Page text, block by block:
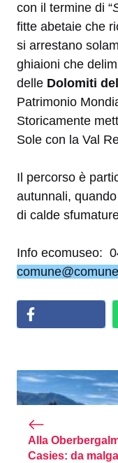
con il termine di “
fitte abetaie che
si arrestano
ghiaioni che
delle Dolomiti
Patrimonio
Storicamente
Sole con la Val
Il percorso è
autunnali,
di calde
Info ecomuseo:
Alla
Casies: da